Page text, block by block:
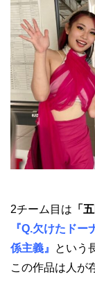
2チーム目は 「
『Q.欠けたド
係主義』
という
この作品は人が